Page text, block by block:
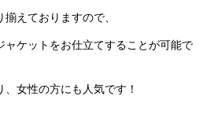
えておりますので、
ャケットをお仕立てすることが可能で
女性の方にも人気です！